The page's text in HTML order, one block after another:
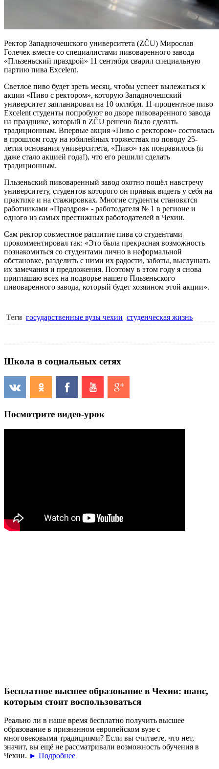
Ректор Западночешского университета (ZČU) Мирослав
Голечек вместе со специалистами пивоваренного завода
«Пльзеньский праздрой» 11 сентября сварил специальную
партию пива Excelent.
Светлое пиво будет зреть месяц, чтобы успеет вылежаться к
акции «Пиво с ректором», которую Западночешский
университет запланировал на 10 октября. 11-процентное пиво
Excelent студенты попробуют во дворе пивоваренного завода
на празднике, который в ZČU решено было сделать
традиционным. Впервые акция «Пиво с ректором» состоялась
в прошлом году на юбилейных торжествах по поводу 25-
летия основания университета, «Пиво» так понравилось (и
даже стало акцией года!), что его решили сделать
традиционным.
Пльзеньский пивоваренный завод охотно пошёл навстречу
университету, студентов которого он привык видеть у себя на
практике и на стажировках. Многие студенты становятся
работниками «Праздроя» - работодателя № 1 в регионе и
одного из самых престижных работодателей в Чехии.
Сам ректор совместное распитие пива со студентами
прокомментировал так: «Это была прекрасная возможность
познакомиться со студентами лично в неформальной
обстановке, разделить с ними их радости, заботы, выслушать
их замечания и предложения. Поэтому в этом году я снова
приглашаю всех на подворье нашего Пльзеньского
пивоваренного завода, который будет хозяином этой акции».
Теги государственные вузы чехии студенческая жизнь
Школа в социальных сетях
Посмотрите видео-урок
Бесплатное высшее образование в Чехии: шанс,
которым стоит воспользоваться
Реально ли в наше время бесплатно получить высшее
образование в признанном европейском вузе с
многовековыми традициями? Если вы считаете, что нет,
значит, вы ещё не рассматривали возможность обучения в
Чехии. ► Подробнее